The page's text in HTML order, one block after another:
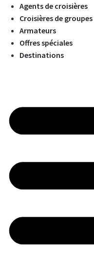
Agents de croisières
Croisières de groupes
Armateurs
Offres spéciales
Destinations